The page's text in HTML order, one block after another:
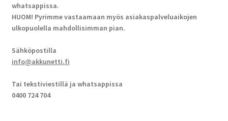
whatsappissa.
HUOM! Pyrimme vastaamaan myös asiakaspalveluaikojen
ulkopuolella mahdollisimman pian.
Sähköpostilla
info@akkunetti.fi
Tai tekstiviestillä ja whatsappissa
0400 724 704